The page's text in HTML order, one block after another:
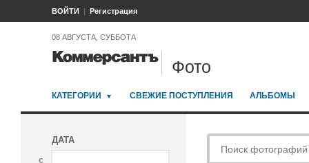
ВОЙТИ Регистрация
08 АВГУСТА, СУББОТА
Фото
КАТЕГОРИИ СВЕЖИЕ ПОСТУПЛЕНИЯ АЛЬБОМЫ
ДАТА
с